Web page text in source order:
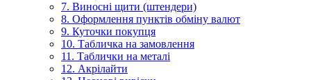
7. Виносні щити (штендери)
8. Оформлення пунктів обміну валют
9. Куточки покупця
10. Табличка на замовлення
11. Таблички на металі
12. Акрілайти